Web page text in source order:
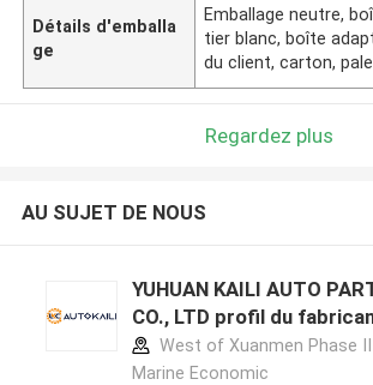
Détails d'emballa
ge
Emballage neutre,
tier blanc, boîte
du client, carton,
Regardez plus
AU SUJET DE NOUS
YUHUAN KAILI AUTO
CO., LTD profil du
West of Xuanmen Phase III
Marine Economic